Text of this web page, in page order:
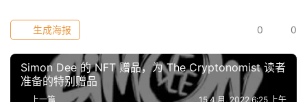
9
0 0
生成海报
Simon Dee 的 NFT 赠品，为 The Cryptonomist 读者
准备的特别赠品
上一篇 15 4 月, 2022 6:25 上午